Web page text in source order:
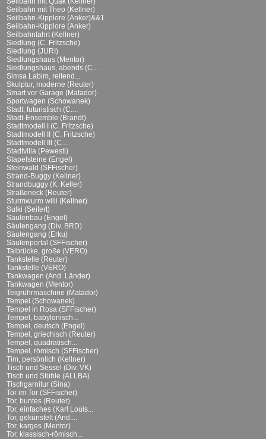
Seilbahn mit Theo (Kellner)
Seilbahn-Kipplore (Anker)&&1
Seilbahn-Kipplore (Anker)
Seilbahnfahrt (Kellner)
Siedlung (C. Fritzsche)
Siedlung (JURI)
Siedlungshaus (Mentor)
Siedlungshaus, abends (C....
Simsa Labim, reitend...
Skulptur, moderne (Reuter)
Smart vor Garage (Matador)
Sportwagen (Schowanek)
Stadt, futuristisch (C....
Stadt-Ensemble (Brandt)
Stadtmodell I (C. Fritzsche)
Stadtmodell II (C. Fritzsche)
Stadtmodell III (C....
Stadtvilla (Pewesti)
Stapelsteine (Engel)
Steinwald (SFFischer)
Strand-Buggy (Kellner)
Strandbuggy (K. Keller)
Straßeneck (Reuter)
Sturmwurm willi (Kellner)
Sulki (Seifert)
Säulenbau (Engel)
Säulengang (Div. BRD)
Säulengang (Erku)
Säulenportal (SFFischer)
Talbrücke, große (VERO)
Tankstelle (Reuter)
Tankstelle (VERO)
Tankwagen (And. Länder)
Tankwagen (Mentor)
Teigrührmaschine (Matador)
Tempel (Schowanek)
Tempel in Rosa (SFFischer)
Tempel, babylonisch...
Tempel, deutsch (Engel)
Tempel, griechisch (Reuter)
Tempel, quadratisch...
Tempel, römisch (SFFischer)
Tim, persönlich (Kellner)
Tisch und Sessel (Div. VK)
Tisch und Stühle (ALLBA)
Tischgarnitur (Sina)
Tor im Tor (SFFischer)
Tor, buntes (Reuter)
Tor, einfaches (Karl Louis...
Tor, gekünstelt (And....
Tor, karges (Mentor)
Tor, klassisch-römisch...